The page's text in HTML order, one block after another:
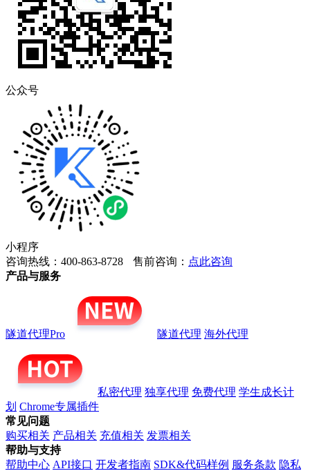
公众号
小程序
咨询热线：400-863-8728
售前咨询： 点此咨询
产品与服务
隧道代理Pro 隧道代理 海外代理
私密代理 独享代理 免费代理 学生成长计
划 Chrome专属插件
常见问题
购买相关 产品相关 充值相关 发票相关
帮助与支持
帮助中心 API接口 开发者指南 SDK&代码样例 服务条款 隐私